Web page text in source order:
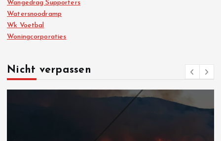
Wangedrag Supporters
Watersnoodramp
Wk Voetbal
Woningcorporaties
Nicht verpassen